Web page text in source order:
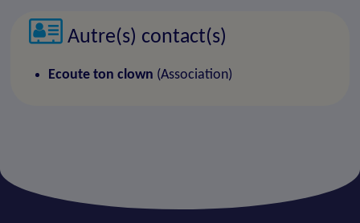
Autre(s) contact(s)
Ecoute ton clown (Association)